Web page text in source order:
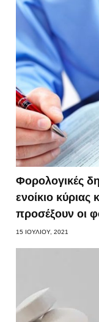
Φορολογικές
ενοίκιο κύριας
προσέξουν οι
15 ΙΟΥΛΊΟΥ, 2021